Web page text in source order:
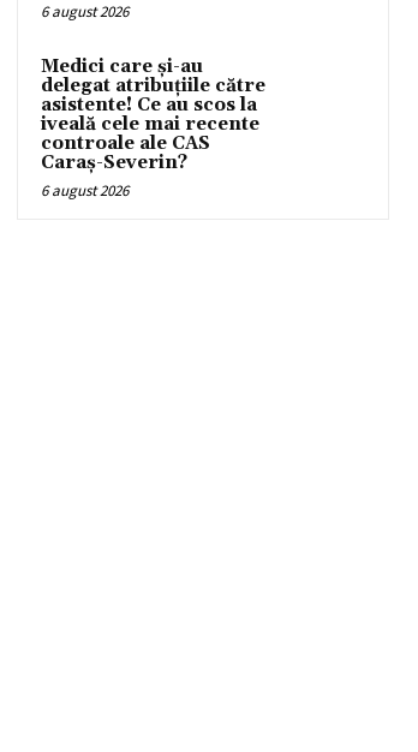
6 august 2026
Medici care și-au
delegat atribuțiile către
asistente! Ce au scos la
iveală cele mai recente
controale ale CAS
Caraș-Severin?
6 august 2026